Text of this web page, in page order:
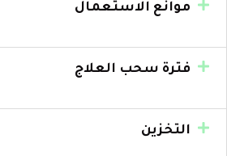
موانع الاستعمال
فترة سحب العلاج
التخزين